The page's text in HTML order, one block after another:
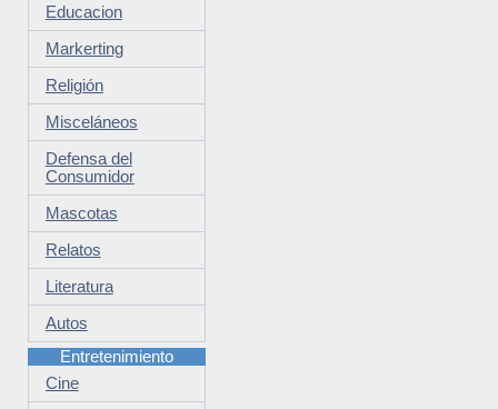
Educacion
Markerting
Religión
Misceláneos
Defensa del
Consumidor
Mascotas
Relatos
Literatura
Autos
Entretenimiento
Cine